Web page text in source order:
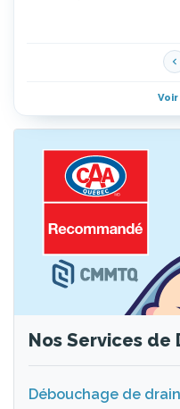
Nos Services de
Débouchage de drain